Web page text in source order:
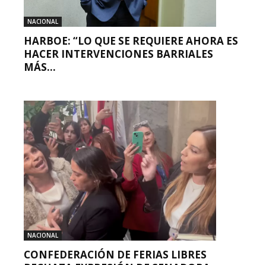
NACIONAL
HARBOE: “LO QUE SE REQUIERE AHORA ES
HACER INTERVENCIONES BARRIALES
MÁS...
NACIONAL
CONFEDERACIÓN DE FERIAS LIBRES